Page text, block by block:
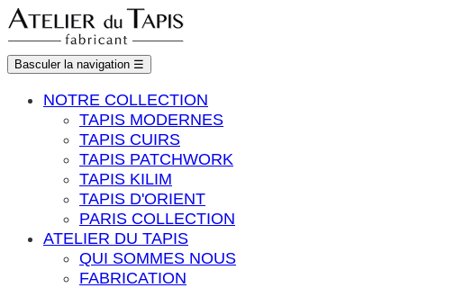
Basculer la navigation ☰
NOTRE COLLECTION
TAPIS MODERNES
TAPIS CUIRS
TAPIS PATCHWORK
TAPIS KILIM
TAPIS D'ORIENT
PARIS COLLECTION
ATELIER DU TAPIS
QUI SOMMES NOUS
FABRICATION